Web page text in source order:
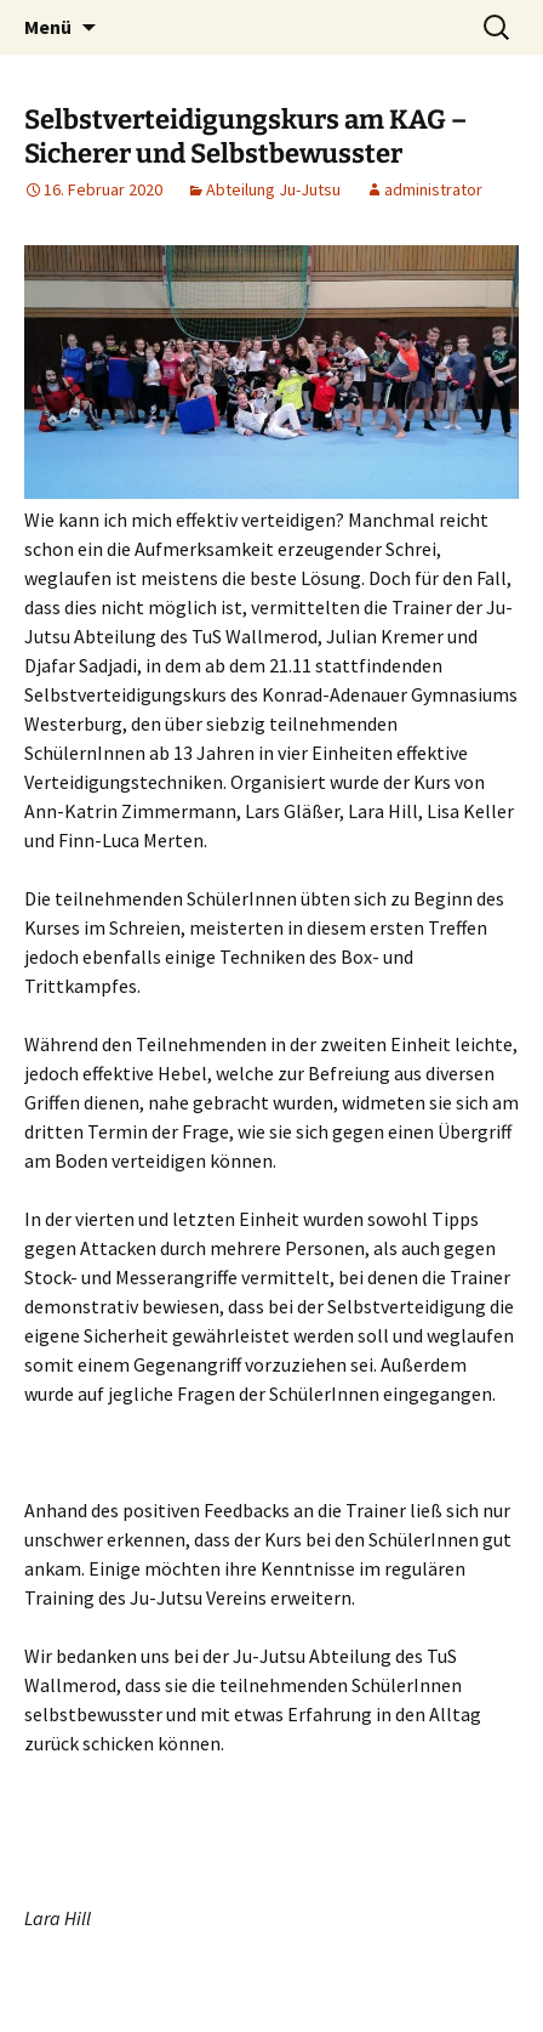
TuS 1894 e.V. Wallmerod
Menü
Suchen
nach:
Selbstverteidigungskurs am KAG –
Sicherer und Selbstbewusster
16. Februar 2020 Abteilung Ju-Jutsu administrator
Wie kann ich mich effektiv verteidigen? Manchmal reicht
schon ein die Aufmerksamkeit erzeugender Schrei,
weglaufen ist meistens die beste Lösung. Doch für den Fall,
dass dies nicht möglich ist, vermittelten die Trainer der Ju-
Jutsu Abteilung des TuS Wallmerod, Julian Kremer und
Djafar Sadjadi, in dem ab dem 21.11 stattfindenden
Selbstverteidigungskurs des Konrad-Adenauer Gymnasiums
Westerburg, den über siebzig teilnehmenden
SchülernInnen ab 13 Jahren in vier Einheiten effektive
Verteidigungstechniken. Organisiert wurde der Kurs von
Ann-Katrin Zimmermann, Lars Gläßer, Lara Hill, Lisa Keller
und Finn-Luca Merten.
Die teilnehmenden SchülerInnen übten sich zu Beginn des
Kurses im Schreien, meisterten in diesem ersten Treffen
jedoch ebenfalls einige Techniken des Box- und
Trittkampfes.
Während den Teilnehmenden in der zweiten Einheit leichte,
jedoch effektive Hebel, welche zur Befreiung aus diversen
Griffen dienen, nahe gebracht wurden, widmeten sie sich am
dritten Termin der Frage, wie sie sich gegen einen Übergriff
am Boden verteidigen können.
In der vierten und letzten Einheit wurden sowohl Tipps
gegen Attacken durch mehrere Personen, als auch gegen
Stock- und Messerangriffe vermittelt, bei denen die Trainer
demonstrativ bewiesen, dass bei der Selbstverteidigung die
eigene Sicherheit gewährleistet werden soll und weglaufen
somit einem Gegenangriff vorzuziehen sei. Außerdem
wurde auf jegliche Fragen der SchülerInnen eingegangen.
Anhand des positiven Feedbacks an die Trainer ließ sich nur
unschwer erkennen, dass der Kurs bei den SchülerInnen gut
ankam. Einige möchten ihre Kenntnisse im regulären
Training des Ju-Jutsu Vereins erweitern.
Wir bedanken uns bei der Ju-Jutsu Abteilung des TuS
Wallmerod, dass sie die teilnehmenden SchülerInnen
selbstbewusster und mit etwas Erfahrung in den Alltag
zurück schicken können.
Lara Hill